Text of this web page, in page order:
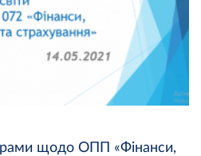
щодо ОПП «Фінанси,